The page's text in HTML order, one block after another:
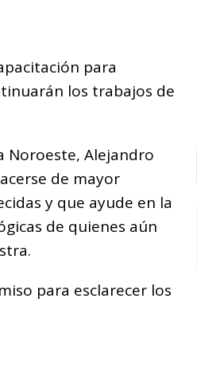
para
los trabajos de
Noroeste, Alejandro
de mayor
y que ayude en la
de quienes aún
para esclarecer los